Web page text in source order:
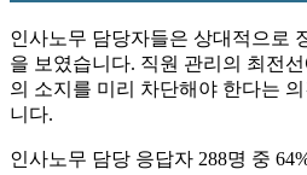
인사노무 담당자들은 상대적으로
을 보였습니다. 직원 관리의 최전
의 소지를 미리 차단해야 한다는
니다.
인사노무 담당 응답자 288명 중